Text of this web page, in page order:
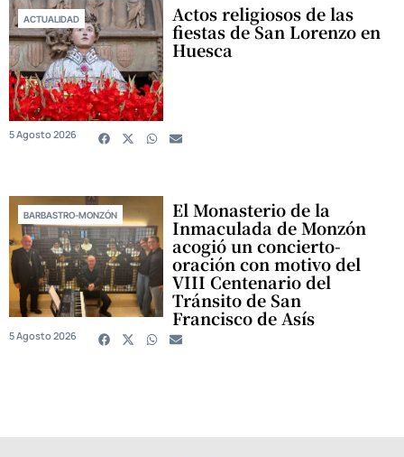
ACTUALIDAD Actos religiosos de las
fiestas de San Lorenzo en
Huesca
5 Agosto 2026
BARBASTRO-MONZÓN El Monasterio de la
Inmaculada de Monzón
acogió un concierto-
oración con motivo del
VIII Centenario del
Tránsito de San
Francisco de Asís
5 Agosto 2026